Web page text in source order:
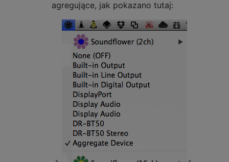
agregujące, jak pokazano tutaj: